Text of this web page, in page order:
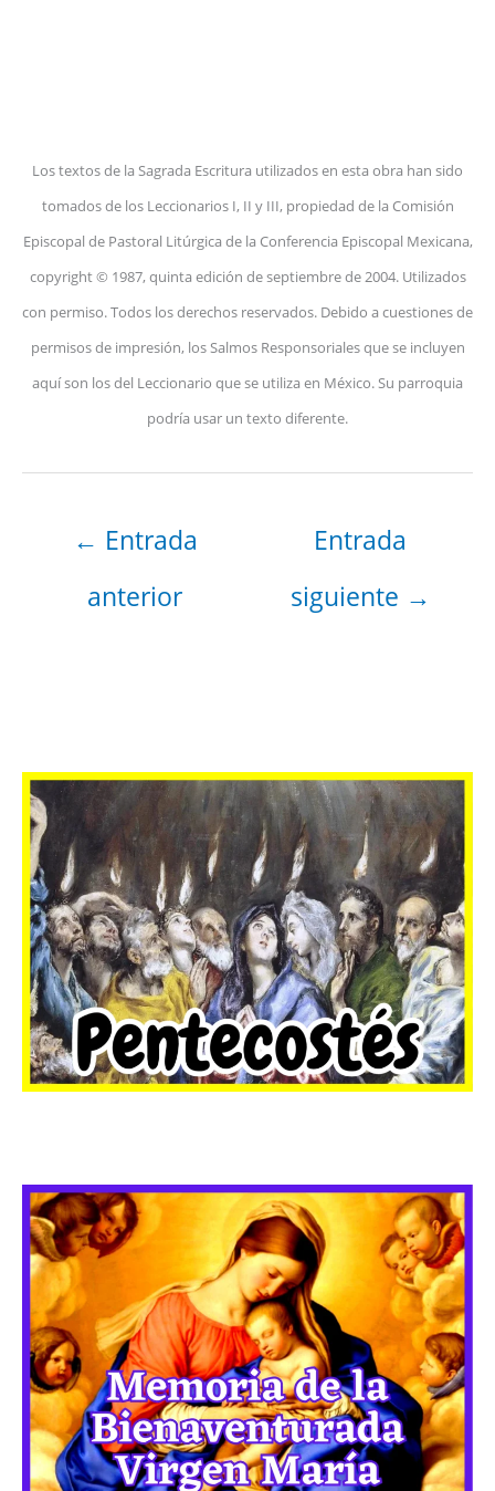
Los textos de la Sagrada Escritura utilizados en esta obra han sido
tomados de los Leccionarios I, II y III, propiedad de la Comisión
Episcopal de Pastoral Litúrgica de la Conferencia Episcopal Mexicana,
copyright © 1987, quinta edición de septiembre de 2004. Utilizados
con permiso. Todos los derechos reservados. Debido a cuestiones de
permisos de impresión, los Salmos Responsoriales que se incluyen
aquí son los del Leccionario que se utiliza en México. Su parroquia
podría usar un texto diferente.
← Entrada
anterior
Entrada
siguiente →